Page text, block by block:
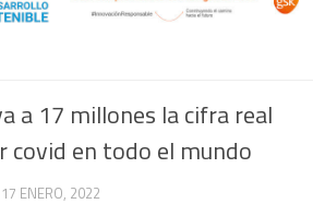
a 17 millones la cifra real
covid en todo el mundo
17 ENERO, 2022